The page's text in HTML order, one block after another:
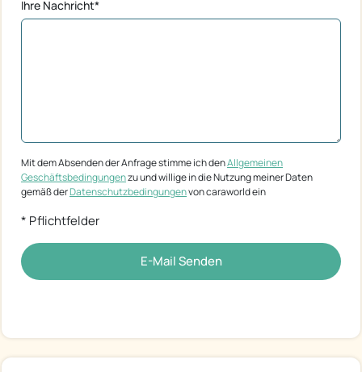
Ihre Nachricht*
Mit dem Absenden der Anfrage stimme ich denAllgemeinen
Geschäftsbedingungenzu und willige in die Nutzung meiner Daten
gemäß derDatenschutzbedingungenvon caraworld ein
* Pflichtfelder
E-Mail Senden